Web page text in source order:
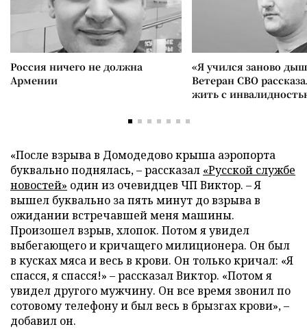
Россия ничего не должна
Армении
«Я учился заново
Ветеран СВО
жить с
«После взрыва в Домодедово крыша аэропорта
буквально поднялась, – рассказал «Русской службе
новостей» один из очевидцев ЧП Виктор. – Я
вышел буквально за пять минут до взрыва в
ожидании встречавшей меня машины.
Произошел взрыв, хлопок. Потом я увидел
выбегающего и кричащего милиционера. Он был
в кусках мяса и весь в крови. Он только кричал: «Я
спасся, я спасся!» – рассказал Виктор. «Потом я
увидел другого мужчину. Он все время звонил по
сотовому телефону и был весь в брызгах крови», –
добавил он.